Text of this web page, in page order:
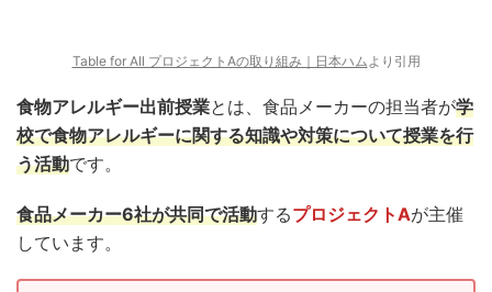
Table for All プロジェクトAの取り組み​​​​​｜日本ハムより引用
食物アレルギー出前授業とは、食品メーカーの担当者が学
校で食物アレルギーに関する知識や対策について授業を行
う活動です。
食品メーカー6社が共同で活動するプロジェクトAが主催
しています。